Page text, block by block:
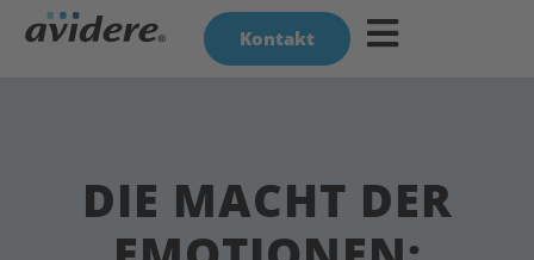
Kontakt
DIE MACHT DER